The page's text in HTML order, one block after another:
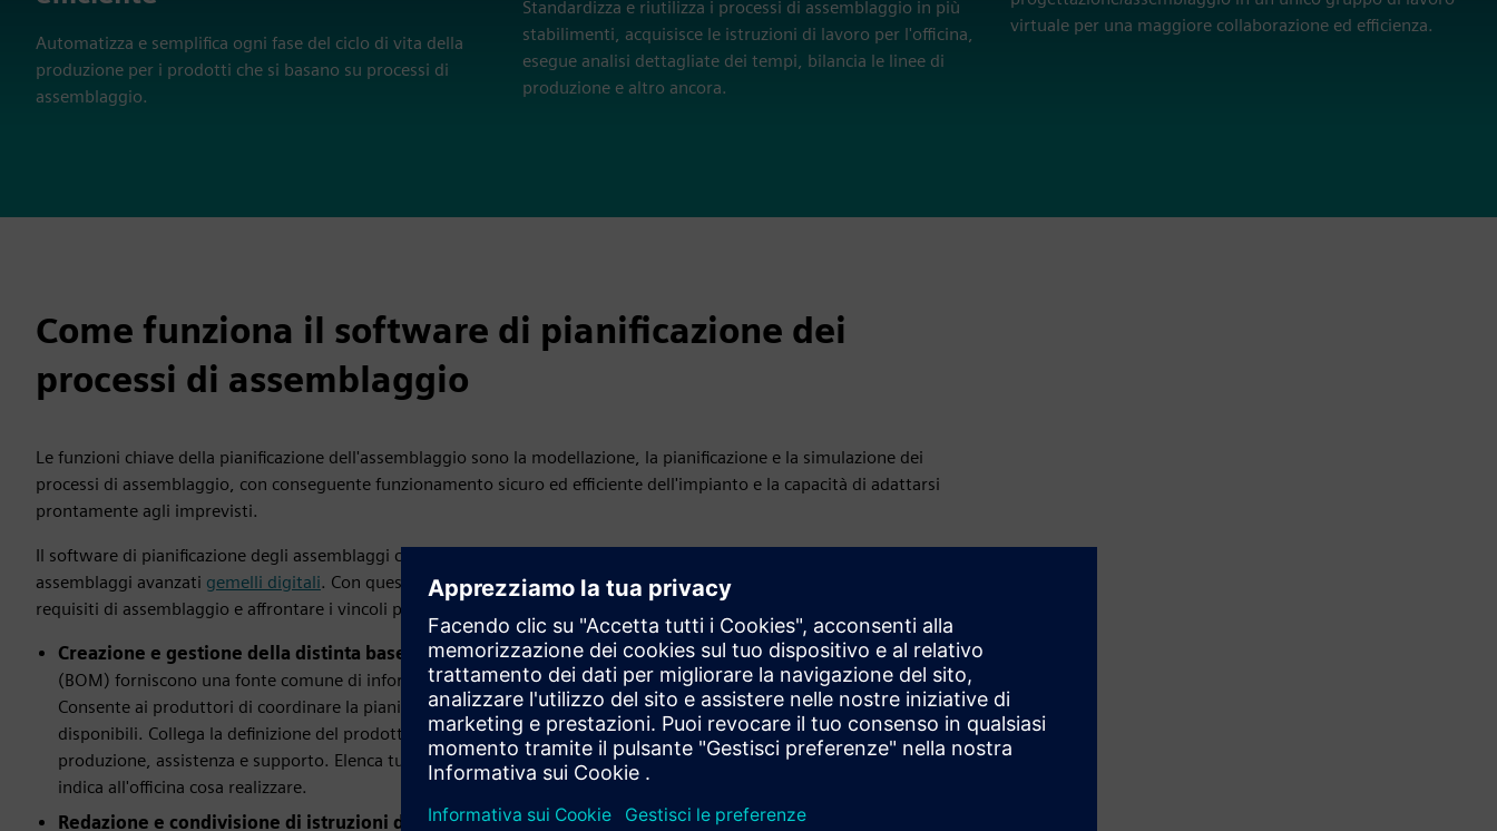
Automatizza e semplifica ogni fase del ciclo di vita della
produzione per i prodotti che si basano su processi di
assemblaggio.
Standardizza e riutilizza i processi di assemblaggio in più
stabilimenti, acquisisce le istruzioni di lavoro per l'officina,
esegue analisi dettagliate dei tempi, bilancia le linee di
produzione e altro ancora.
virtuale per una maggiore collaborazione ed efficienza.
Come funziona il software di pianificazione dei
processi di assemblaggio
Le funzioni chiave della pianificazione dell'assemblaggio sono la modellazione, la pianificazione e la simulazione dei
processi di assemblaggio, con conseguente funzionamento sicuro ed efficiente dell'impianto e la capacità di adattarsi
prontamente agli imprevisti.
Il software di pianificazione degli assemblaggi consente ai produttori di progettare e simulare assiemi e generare
assemblaggi avanzati gemelli digitali. Con questi gemelli digitali, i pianificatori dell'assemblaggio possono soddisfare i
requisiti di assemblaggio e affrontare i vincoli prima della produzione di qualsiasi prototipo fisico.
Creazione e gestione della distinta base di produzione— Le funzionalità della distinta base di produzione
(BOM) forniscono una fonte comune di informazioni sulla distinta base in tutta l'organizzazione del produttore.
Consente ai produttori di coordinare la pianificazione anticipata delle opzioni e delle caratteristiche dei prodotti
disponibili. Collega la definizione del prodotto a partner e fornitori che necessitano di conoscenze in materia di
produzione, assistenza e supporto. Elenca tutti i materiali e le parti necessari per produrre un prodotto specifico e
indica all'officina cosa realizzare.
Redazione e condivisione di istruzioni di lavoro elettroniche— Gli ingegneri possono redigere istruzioni di